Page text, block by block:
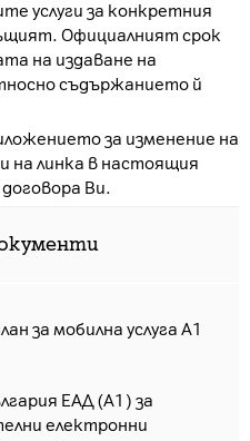
услуги за конкретния
Официалният срок
на издаване на
съдържанието й
за изменение на
на линка в настоящия
Ви.
за мобилна услуга A1
ЕАД (А1) за
електронни